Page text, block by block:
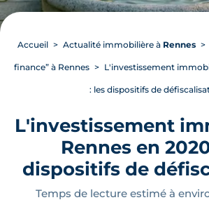
Accueil Actualité immobilière à Rennes
finance” à Rennes L'investissement
: les dispositifs de
L'investissement
Rennes en
dispositifs de
Temps de lecture estimé à